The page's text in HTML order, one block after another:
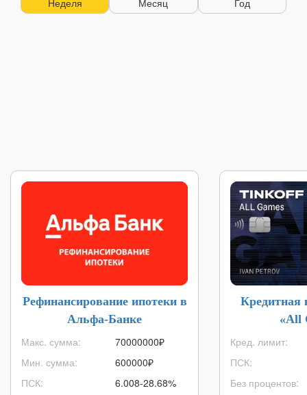
Неделя Месяц Год
Рефинансирование ипотеки в
Альфа-Банке
Макс. сумма:
Мин. сумма:
ПСК:
70000000₽
600000₽
6.008-28.68%
Кредитная
«All
Кред. лимит:
ПСК:
Без процентов: